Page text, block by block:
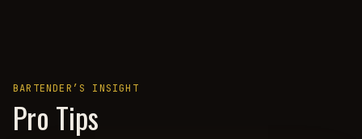
BARTENDER’S INSIGHT
Pro Tips